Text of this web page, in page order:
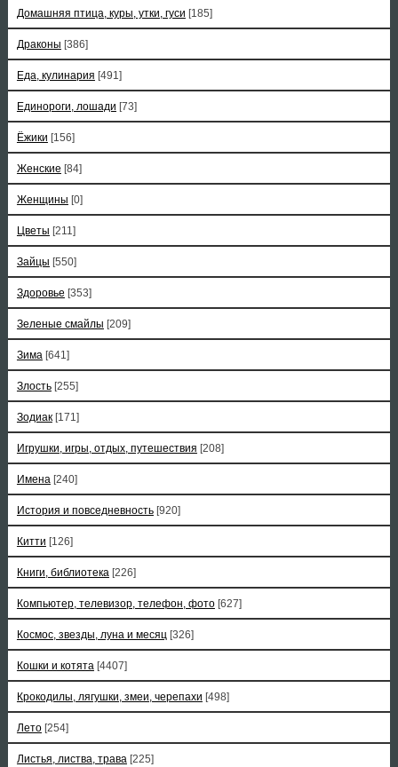
Домашняя птица, куры, утки, гуси [185]
Драконы [386]
Еда, кулинария [491]
Единороги, лошади [73]
Ёжики [156]
Женские [84]
Женщины [0]
Цветы [211]
Зайцы [550]
Здоровье [353]
Зеленые смайлы [209]
Зима [641]
Злость [255]
Зодиак [171]
Игрушки, игры, отдых, путешествия [208]
Имена [240]
История и повседневность [920]
Китти [126]
Книги, библиотека [226]
Компьютер, телевизор, телефон, фото [627]
Космос, звезды, луна и месяц [326]
Кошки и котята [4407]
Крокодилы, лягушки, змеи, черепахи [498]
Лето [254]
Листья, листва, трава [225]